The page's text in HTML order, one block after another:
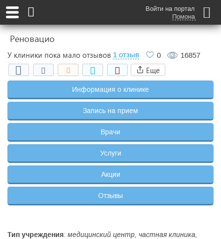
Войти на портал
Помона
Реновацио
У клиники пока мало отзывов 1 отзыв 0 16857
Еще
Информация о клинике
Запись на прием
Врачи
Услуги
Акции
Отзывы
Тип учреждения: медицинский центр, частная клиника,